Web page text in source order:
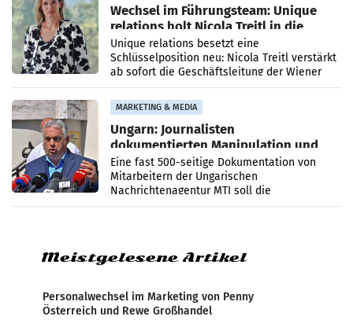
Wechsel im Führungsteam: Unique
relations holt Nicola Treitl in die
Geschäftsleitung
Unique relations besetzt eine
Schlüsselposition neu: Nicola Treitl verstärkt
ab sofort die Geschäftsleitung der Wiener
PR-Agentur an der Seite von Josef Kalina und
Anna Kalina-Mahr.
MARKETING & MEDIA
Ungarn: Journalisten
dokumentierten Manipulation und
Zensur
Eine fast 500-seitige Dokumentation von
Mitarbeitern der Ungarischen
Nachrichtenagentur MTI soll die
systematische Nachrichten-Manipulation und
Meistgelesene Artikel
Personalwechsel im Marketing von Penny
Österreich und Rewe Großhandel